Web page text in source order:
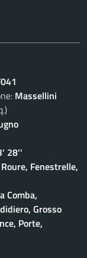
Massellini
28''
Fenestrelle,
Comba,
Grosso
Porte,